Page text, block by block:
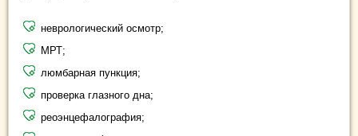
неврологический осмотр;
МРТ;
люмбарная пункция;
проверка глазного дна;
реоэнцефалография;